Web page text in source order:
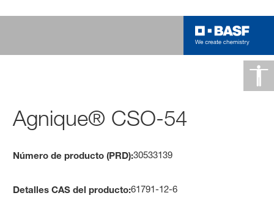
Agnique® CSO-54
Número de producto (PRD):30533139
Detalles CAS del producto:61791-12-6